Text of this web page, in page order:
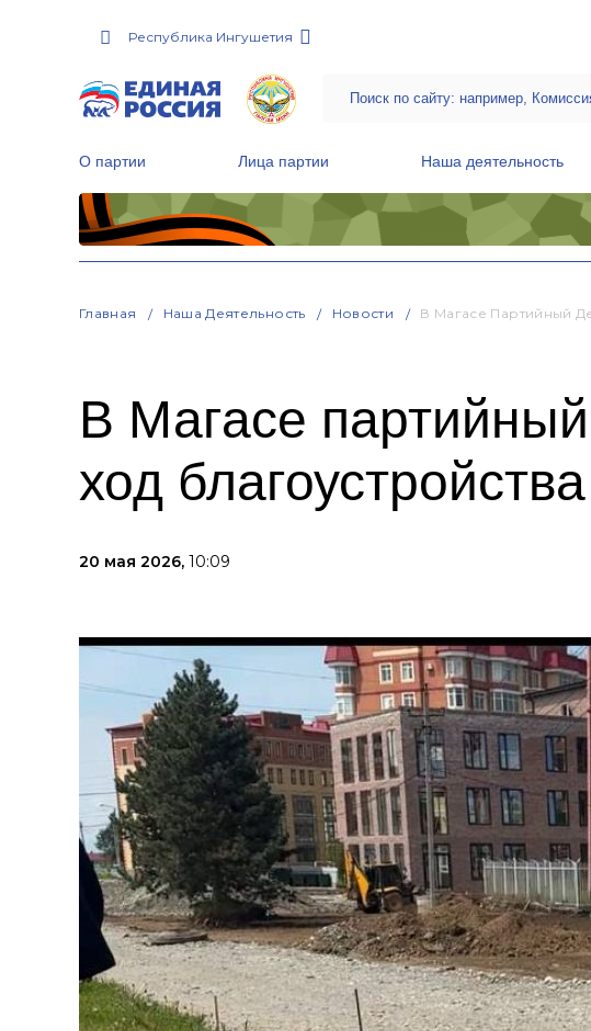
Республика Ингушетия
О партии Лица партии Наша деятельность
Главная Наша Деятельность Новости В Магасе Партийный
В Магасе
ход
20 мая 2026, 10:09